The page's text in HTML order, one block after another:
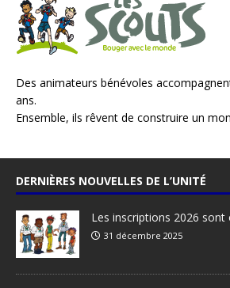
Des animateurs bénévoles
ans.
Ensemble, ils rêvent de construire un
DERNIÈRES NOUVELLES DE L’UNITÉ
Les inscriptions 2026 sont
31 décembre 2025